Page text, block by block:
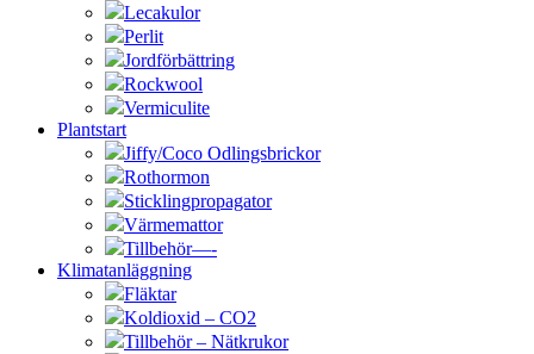
Lecakulor
Perlit
Jordförbättring
Rockwool
Vermiculite
Plantstart
Jiffy/Coco Odlingsbrickor
Rothormon
Sticklingpropagator
Värmemattor
Tillbehör—-
Klimatanläggning
Fläktar
Koldioxid – CO2
Tillbehör – Nätkrukor